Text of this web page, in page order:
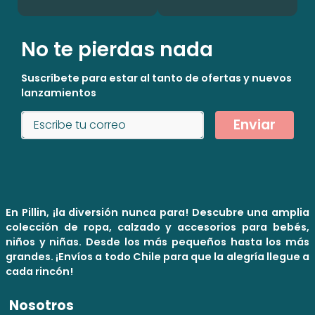
No te pierdas nada
Suscríbete para estar al tanto de ofertas y nuevos
lanzamientos
Enviar
En Pillin, ¡la diversión nunca para! Descubre una amplia
colección de ropa, calzado y accesorios para bebés,
niños y niñas. Desde los más pequeños hasta los más
grandes. ¡Envíos a todo Chile para que la alegría llegue a
cada rincón!
Nosotros